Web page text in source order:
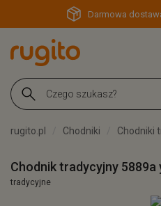
Darmowa
rugito.pl Chodniki Chodniki
Chodnik tradycyjny
tradycyjne